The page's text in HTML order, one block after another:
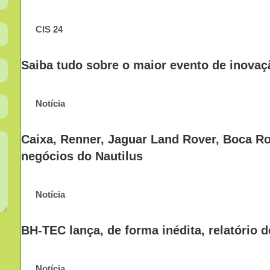
CIS 24
Saiba tudo sobre o maior evento de
Notícia
Caixa, Renner, Jaguar Land Rover, Boca
negócios do Nautilus
Notícia
BH-TEC lança, de forma inédita, relatório